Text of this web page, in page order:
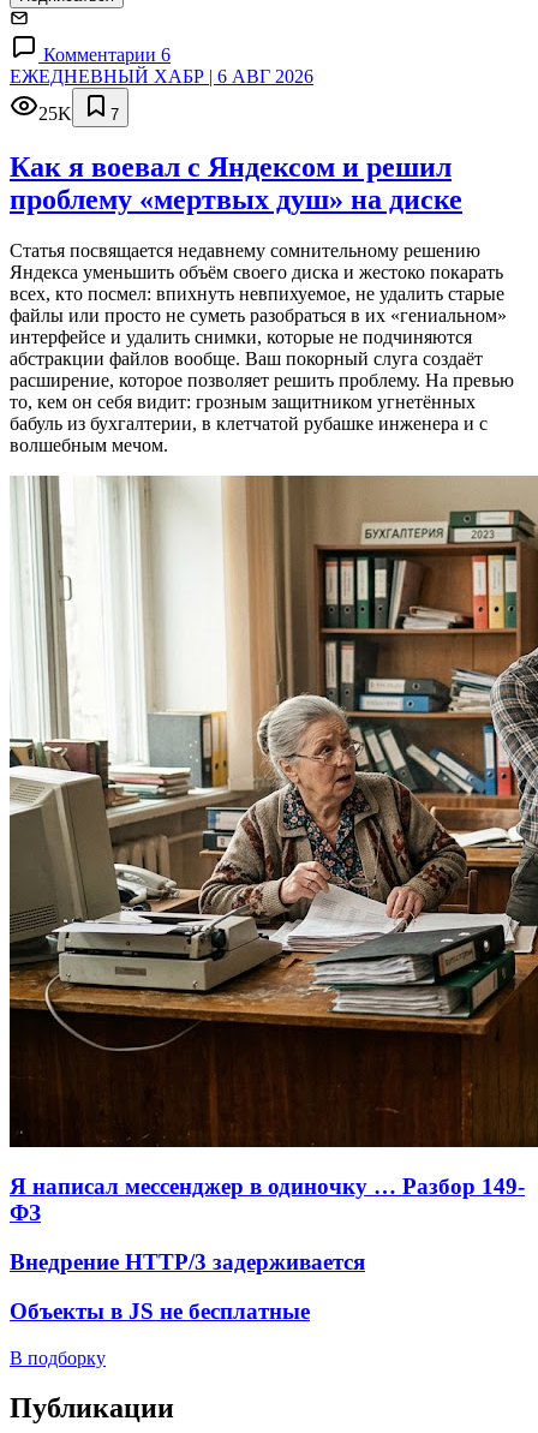
Комментарии 6
ЕЖЕДНЕВНЫЙ ХАБР | 6 АВГ 2026
25K
7
Как я воевал с Яндексом и решил
проблему «мертвых душ» на диске
Статья посвящается недавнему сомнительному решению
Яндекса уменьшить объём своего диска и жестоко покарать
всех, кто посмел: впихнуть невпихуемое, не удалить старые
файлы или просто не суметь разобраться в их «гениальном»
интерфейсе и удалить снимки, которые не подчиняются
абстракции файлов вообще. Ваш покорный слуга создаёт
расширение, которое позволяет решить проблему. На превью
то, кем он себя видит: грозным защитником угнетённых
бабуль из бухгалтерии, в клетчатой рубашке инженера и с
волшебным мечом.
Я написал мессенджер в одиночку … Разбор 149-
ФЗ
Внедрение HTTP/3 задерживается
Объекты в JS не бесплатные
В подборку
Публикации